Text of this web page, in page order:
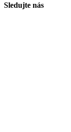
Sledujte nás